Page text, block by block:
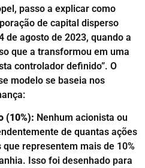
passo a explicar como
de capital disperso
de agosto de 2023, quando a
que a transformou em uma
controlador definido”. O
modelo se baseia nos
(10%): Nenhum acionista ou
de quantas ações
representem mais de 10%
Isso foi desenhado para